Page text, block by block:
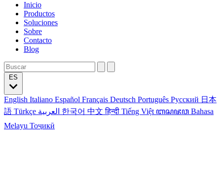
Inicio
Productos
Soluciones
Sobre
Contacto
Blog
English Italiano Español Français Deutsch Português Русский 日本
語 Türkçe 한국어 中文हिन्दी Tiếng Việt ꦧꦱꦗꦮ Bahasa
Melayu Тоҷикӣ